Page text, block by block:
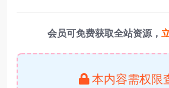
会员可免费获取全站资源，
本内容需权限